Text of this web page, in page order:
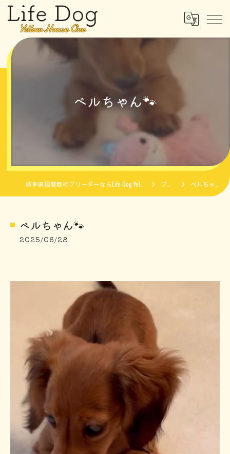
ベルちゃん🐾
ブログ ベルちゃん🐾
ベルちゃん🐾
2025/06/28